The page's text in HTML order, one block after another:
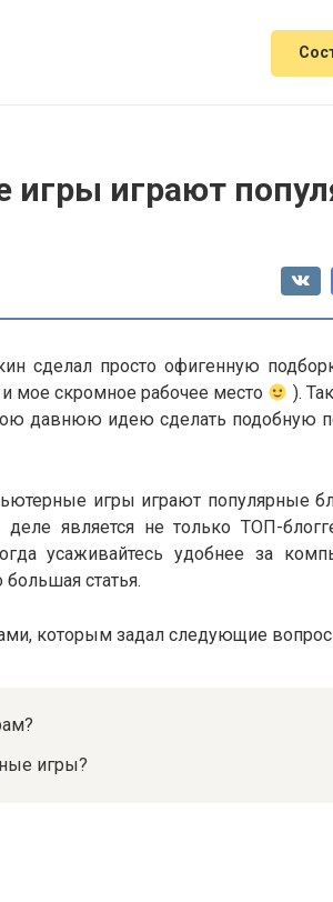
игры играют
сделал просто офигенную
мое скромное рабочее место
).
давнюю идею сделать подобную
игры играют популярные
является не только ТОП-
усаживайтесь удобнее за
статья.
которым задал следующие
игры?